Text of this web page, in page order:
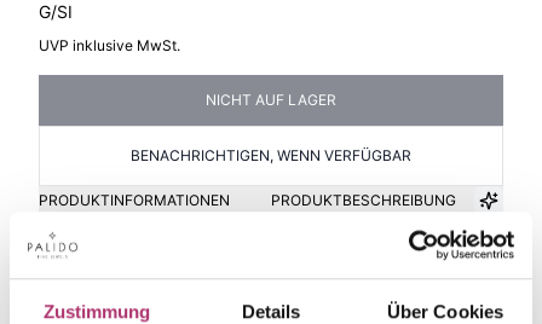
Zustimmung Details Über Cookies
G/SI
UVP inklusive MwSt.
NICHT AUF LAGER
BENACHRICHTIGEN, WENN VERFÜGBAR
PRODUKTINFORMATIONEN PRODUKTBESCHREIBUNG
Artikelgruppe
Pendel
Material